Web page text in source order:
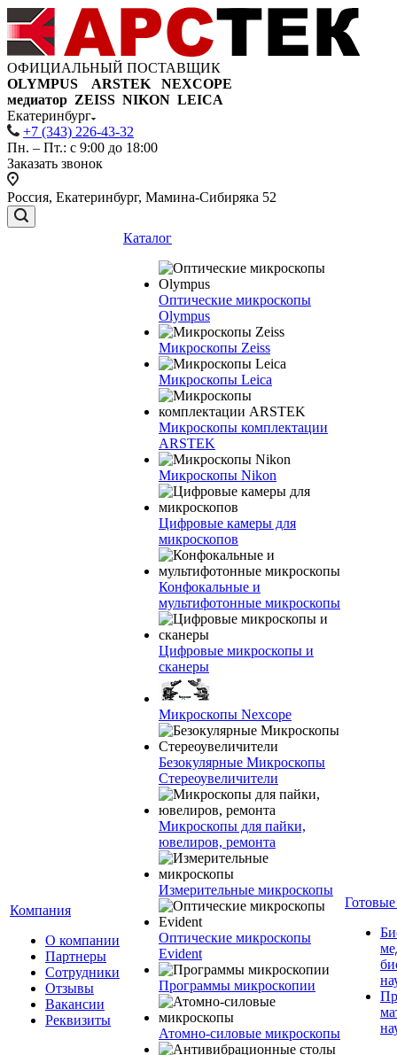
ОФИЦИАЛЬНЫЙ ПОСТАВЩИК
OLYMPUS ARSTEK NEXCOPE
медиатор ZEISS NIKON LEICA
Екатеринбург
+7 (343) 226-43-32
Пн. – Пт.: с 9:00 до 18:00
Заказать звонок
Россия, Екатеринбург, Мамина-Сибиряка 52
Компания
О компании
Партнеры
Сотрудники
Отзывы
Вакансии
Реквизиты
Каталог
Оптические микроскопы
Olympus
Микроскопы Zeiss
Микроскопы Leica
Микроскопы комплектации
ARSTEK
Микроскопы Nikon
Цифровые камеры для
микроскопов
Конфокальные и
мультифотонные микроскопы
Цифровые микроскопы и
сканеры
Микроскопы Nexcope
Безокулярные Микроскопы
Стереоувеличители
Микроскопы для пайки,
ювелиров, ремонта
Измерительные микроскопы
Оптические микроскопы
Evident
Программы микроскопии
Атомно-силовые микроскопы